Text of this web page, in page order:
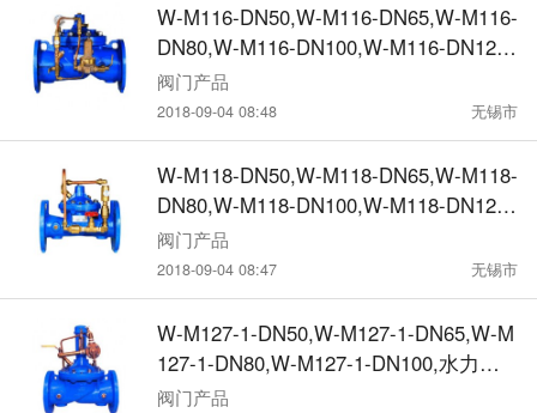
W-M116-DN50,W-M116-DN65,W-M116-
DN80,W-M116-DN100,W-M116-DN125,
水力控制阀
阀门产品
2018-09-04 08:48 无锡市
W-M118-DN50,W-M118-DN65,W-M118-
DN80,W-M118-DN100,W-M118-DN125,
水力控制阀
阀门产品
2018-09-04 08:47 无锡市
W-M127-1-DN50,W-M127-1-DN65,W-M
127-1-DN80,W-M127-1-DN100,水力控
制阀
阀门产品